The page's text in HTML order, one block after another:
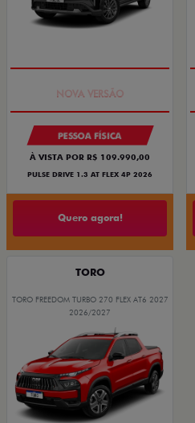
PESSOA FÍSICA
À VISTA POR R$ 109.990,00
PULSE DRIVE 1.3 AT FLEX 4P 2026
Quero agora!
TORO
TORO FREEDOM TURBO 270 FLEX AT6 2027
2026/2027